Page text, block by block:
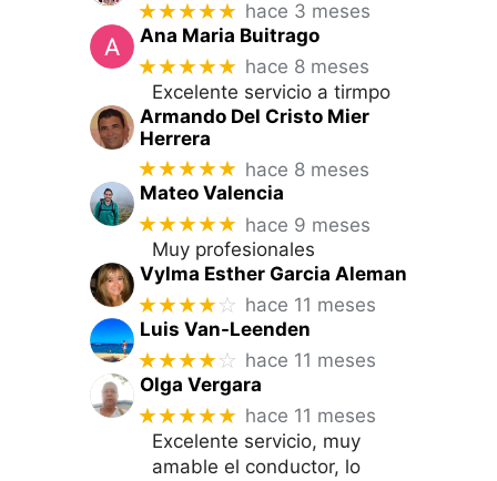
★★★★★ hace 3 meses
Ana Maria Buitrago
★★★★★ hace 8 meses
Excelente servicio a tirmpo
Armando Del Cristo Mier
Herrera
★★★★★ hace 8 meses
Mateo Valencia
★★★★★ hace 9 meses
Muy profesionales
Vylma Esther Garcia Aleman
★★★★☆ hace 11 meses
Luis Van-Leenden
★★★★☆ hace 11 meses
Olga Vergara
★★★★★ hace 11 meses
Excelente servicio, muy
amable el conductor, lo